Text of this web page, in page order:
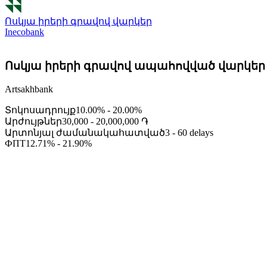
Ոսկյա իրերի գրավով վարկեր
Inecobank
Ոսկյա իրերի գրավով ապահովված վարկեր
Artsakhbank
Տոկոսադրույք10.00% - 20.00%
Արժույթներ30,000 - 20,000,000 ֏
Արտոնյալ ժամանակահատված3 - 60 delays
ФПТ12.71% - 21.90%